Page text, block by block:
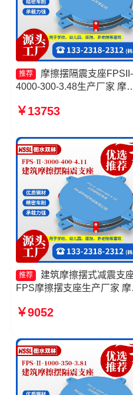
推荐
摩擦摆隔震支座FPSII-
4000-300-3.48生产厂家 摩
4.11生产厂家 建筑摩擦摆隔
支座FPSII-4000-350-3.81源
头工厂
￥13753
推荐
建筑摩擦摆式减震支
FPS摩擦摆支座生产厂家 摩
摆隔震支座FPSII-2000-400-
￥9052